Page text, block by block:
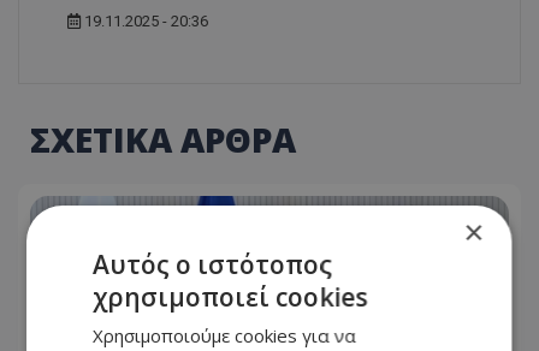
19.11.2025 - 20:36
ΣΧΕΤΙΚΑ ΑΡΘΡΑ
×
Αυτός ο ιστότοπος
χρησιμοποιεί cookies
Χρησιμοποιούμε cookies για να